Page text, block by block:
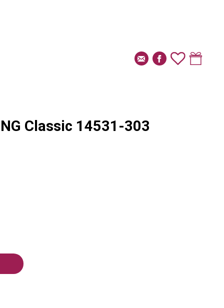
Classic 14531-303